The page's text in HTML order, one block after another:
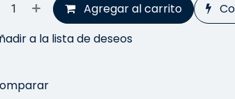
Agregar al carrito
a la lista de deseos